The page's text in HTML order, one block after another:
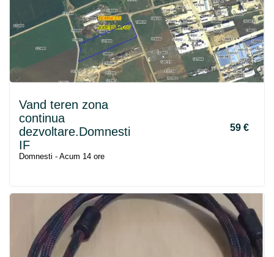
Vand teren zona
continua
dezvoltare.Domnesti
IF
59 €
Domnesti - Acum 14 ore